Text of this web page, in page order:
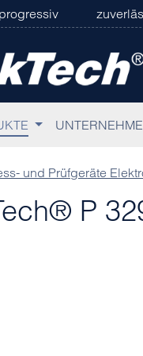
springen
progressiv
und Prüfgeräte
P